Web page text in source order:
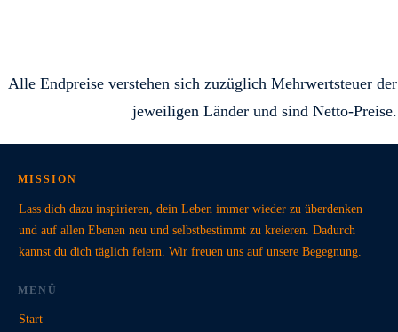
Alle Endpreise verstehen sich zuzüglich Mehrwertsteuer der
jeweiligen Länder und sind Netto-Preise.
MISSION
Lass dich dazu inspirieren, dein Leben immer wieder zu überdenken
und auf allen Ebenen neu und selbstbestimmt zu kreieren. Dadurch
kannst du dich täglich feiern. Wir freuen uns auf unsere Begegnung.
MENÜ
Start